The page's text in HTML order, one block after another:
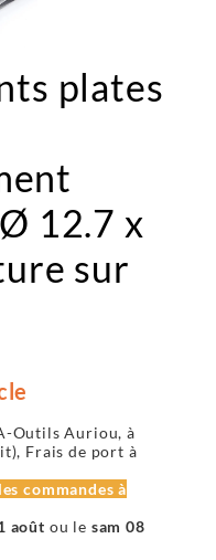
plates
12.7 x
sur
Outils Auriou, à
Frais de port à
commandes à
août ou le sam 08